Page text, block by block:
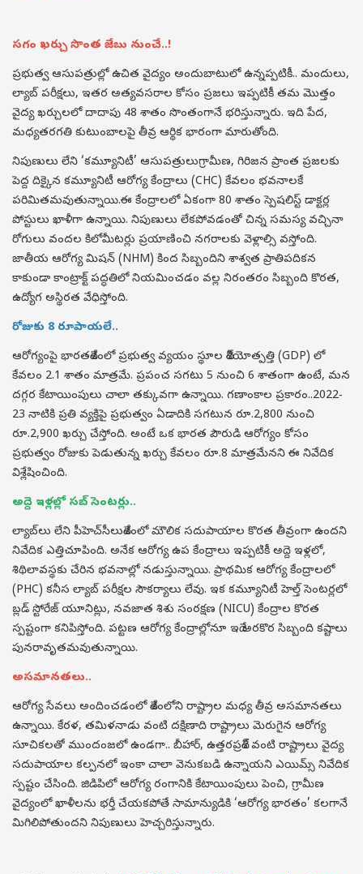
సగం ఖర్చు సొంత జేబు నుంచే..!
ప్రభుత్వ ఆసుపత్రుల్లో ఉచిత వైద్యం అందుబాటులో ఉన్నప్పటికీ.. మందులు,
ల్యాబ్ పరీక్షలు, ఇతర అత్యవసరాల కోసం ప్రజలు ఇప్పటికీ తమ మొత్తం
వైద్య ఖర్చులలో దాదాపు 48 శాతం సొంతంగానే భరిస్తున్నారు. ఇది పేద,
మధ్యతరగతి కుటుంబాలపై తీవ్ర ఆర్థిక భారంగా మారుతోంది.
నిపుణులు లేని ‘కమ్యూనిటీ’ ఆసుపత్రులుగ్రామీణ, గిరిజన ప్రాంత ప్రజలకు
పెద్ద దిక్కైన కమ్యూనిటీ ఆరోగ్య కేంద్రాలు (CHC) కేవలం భవనాలకే
పరిమితమవుతున్నాయి.ఈ కేంద్రాలలో ఏకంగా 80 శాతం స్పెషలిస్ట్ డాక్టర్ల
పోస్టులు ఖాళీగా ఉన్నాయి. నిపుణులు లేకపోవడంతో చిన్న సమస్య వచ్చినా
రోగులు వందల కిలోమీటర్లు ప్రయాణించి నగరాలకు వెళ్లాల్సి వస్తోంది.
జాతీయ ఆరోగ్య మిషన్ (NHM) కింద సిబ్బందిని శాశ్వత ప్రాతిపదికన
కాకుండా కాంట్రాక్ట్ పద్ధతిలో నియమించడం వల్ల నిరంతరం సిబ్బంది కొరత,
ఉద్యోగ అస్థిరత వేధిస్తోంది.
రోజుకు 8 రూపాయలే..
ఆరోగ్యంపై భారతదేశంలో ప్రభుత్వ వ్యయం స్థూల దేశీయోత్పత్తి (GDP) లో
కేవలం 2.1 శాతం మాత్రమే. ప్రపంచ సగటు 5 నుంచి 6 శాతంగా ఉంటే, మన
దగ్గర కేటాయింపులు చాలా తక్కువగా ఉన్నాయి. గణాంకాల ప్రకారం..2022-
23 నాటికి ప్రతి వ్యక్తిపై ప్రభుత్వం ఏడాదికి సగటున రూ.2,800 నుంచి
రూ.2,900 ఖర్చు చేస్తోంది. అంటే ఒక భారత పౌరుడి ఆరోగ్యం కోసం
ప్రభుత్వం రోజుకు పెడుతున్న ఖర్చు కేవలం రూ.8 మాత్రమేనని ఈ నివేదిక
విశ్లేషించింది.
అద్దె ఇళ్లల్లో సబ్ సెంటర్లు..
ల్యాబ్‌లు లేని పీహెచ్‌సీలుదేశంలో మౌలిక సదుపాయాల కొరత తీవ్రంగా ఉందని
నివేదిక ఎత్తిచూపింది. అనేక ఆరోగ్య ఉప కేంద్రాలు ఇప్పటికీ అద్దె ఇళ్లలో,
శిథిలావస్థకు చేరిన భవనాల్లో నడుస్తున్నాయి. ప్రాథమిక ఆరోగ్య కేంద్రాలలో
(PHC) కనీస ల్యాబ్ పరీక్షల సౌకర్యాలు లేవు. ఇక కమ్యూనిటీ హెల్త్ సెంటర్లలో
బ్లడ్ స్టోరేజ్ యూనిట్లు, నవజాత శిశు సంరక్షణ (NICU) కేంద్రాల కొరత
స్పష్టంగా కనిపిస్తోంది. పట్టణ ఆరోగ్య కేంద్రాల్లోనూ ఇదే అరకొర సిబ్బంది కష్టాలు
పునరావృతమవుతున్నాయి.
అసమానతలు..
ఆరోగ్య సేవలు అందించడంలో దేశంలోని రాష్ట్రాల మధ్య తీవ్ర అసమానతలు
ఉన్నాయి. కేరళ, తమిళనాడు వంటి దక్షిణాది రాష్ట్రాలు మెరుగైన ఆరోగ్య
సూచికలతో ముందంజలో ఉండగా.. బీహార్, ఉత్తరప్రదేశ్ వంటి రాష్ట్రాలు వైద్య
సదుపాయాల కల్పనలో ఇంకా చాలా వెనుకబడి ఉన్నాయని ఎయిమ్స్ నివేదిక
స్పష్టం చేసింది. జిడిపిలో ఆరోగ్య రంగానికి కేటాయింపులు పెంచి, గ్రామీణ
వైద్యంలో ఖాళీలను భర్తీ చేయకపోతే సామాన్యుడికి ‘ఆరోగ్య భారతం’ కలగానే
మిగిలిపోతుందని నిపుణులు హెచ్చరిస్తున్నారు.